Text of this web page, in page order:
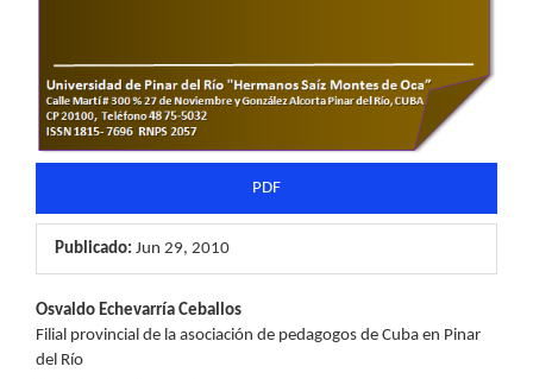
PDF
Publicado: Jun 29, 2010
Contenido
principal
Osvaldo Echevarría Ceballos
Filial provincial de la asociación de pedagogos de Cuba en Pinar
del Río